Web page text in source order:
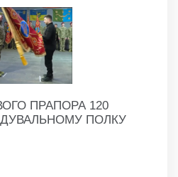
ПРАПОРА 120
ПОЛКУ